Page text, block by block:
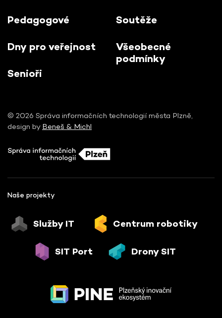
Pedagogové
Dny pro veřejnost
Senioři
Soutěže
Všeobecné
podmínky
© 2026 Správa informačních technologií města Plzně,
design by Beneš & Michl
Naše projekty
Služby IT Centrum robotiky
SIT Port Drony SIT